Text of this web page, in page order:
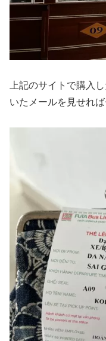
上記のサイトで購入
いたメールを見せれ